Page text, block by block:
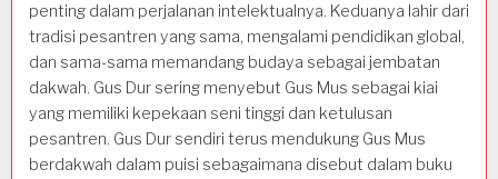
penting dalam perjalanan intelektualnya. Keduanya lahir dari
tradisi pesantren yang sama, mengalami pendidikan global,
dan sama-sama memandang budaya sebagai jembatan
dakwah. Gus Dur sering menyebut Gus Mus sebagai kiai
yang memiliki kepekaan seni tinggi dan ketulusan
pesantren. Gus Dur sendiri terus mendukung Gus Mus
berdakwah dalam puisi sebagaimana disebut dalam buku